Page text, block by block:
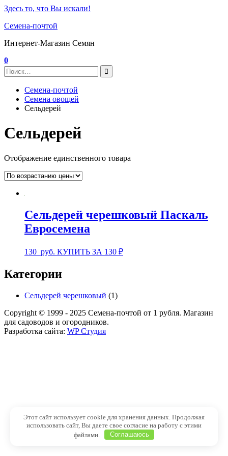
Здесь то, что Вы искали!
Семена-почтой
Интернет-Магазин Семян
0
Семена-почтой
Семена овощей
Сельдерей
Сельдерей
Отображение единственного товара
Сельдерей черешковый Паскаль
Евросемена
130 руб. КУПИТЬ ЗА 130 ₽
Категории
Сельдерей черешковый (1)
Copyright © 1999 - 2025 Семена-почтой от 1 рубля. Магазин
для садоводов и огородников.
Разработка сайта: WP Студия
Этот сайт использует cookie для хранения данных. Продолжая
использовать сайт, Вы даете свое согласие на работу с этими
файлами.
Соглашаюсь